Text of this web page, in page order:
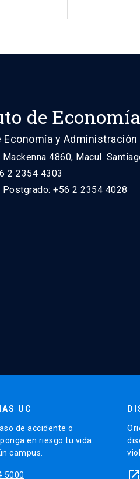
de Economía
Economía y Administración
Mackenna 4860, Macul.
2 2354 4303
+56 2 2354 4028
UC
de accidente o
en riesgo tu vida
campus.
5000 launch